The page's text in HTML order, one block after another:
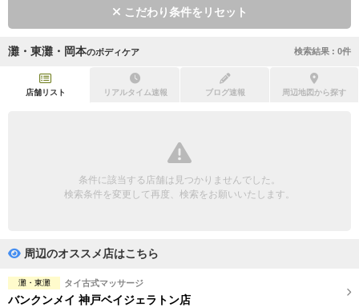
初回割引あり リピーター割引あり
団体様歓迎
ペアルームあり
フットバスあり
こだわり条件をリセット
灘・東灘・岡本のボディケア 検索結果 : 0件
店舗リスト リアルタイム速報 ブログ速報 周辺地図から探す
条件に該当する店舗は見つかりませんでした。
検索条件を変更して再度、検索をお願いいたします。
周辺のオススメ店はこちら
灘・東灘 タイ古式マッサージ
バンクンメイ 神戸ベイジェラトン店